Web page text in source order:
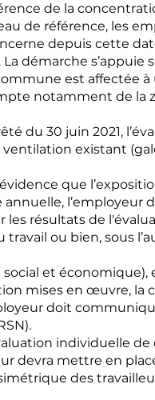
de la
de référence, les
depuis cette
démarche
est affectée à
notamment de
du 30 juin 2021,
existant
que
l’employeur
résultats de
ou bien, sous
et
mises en œuvre,
doit
individuelle
devra mettre en
des